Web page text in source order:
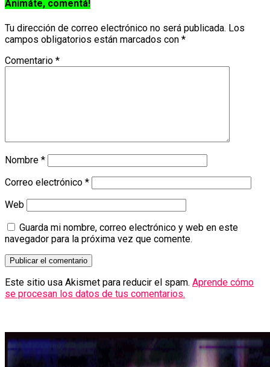
Animáte, comentá!
Tu dirección de correo electrónico no será publicada. Los
campos obligatorios están marcados con *
Comentario *
Nombre *
Correo electrónico *
Web
Guarda mi nombre, correo electrónico y web en este
navegador para la próxima vez que comente.
Este sitio usa Akismet para reducir el spam. Aprende cómo
se procesan los datos de tus comentarios.